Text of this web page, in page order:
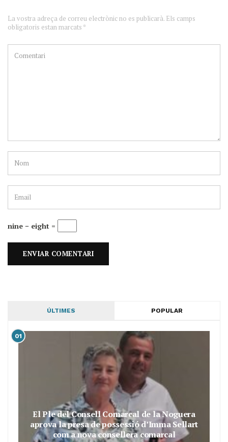
La vostra adreça de correu electrònic no es publicarà. Els camps
obligatoris estan marcats *
nine − eight =
ÚLTIMES POPULAR
01
El Ple del Consell Comarcal de la Noguera
aprova la presa de possessió d’Imma Sellart
com a nova consellera comarcal